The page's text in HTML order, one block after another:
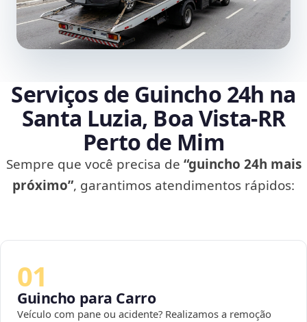
Serviços de Guincho 24h na
Santa Luzia, Boa Vista‑RR
Perto de Mim
Sempre que você precisa de “guincho 24h mais
próximo”, garantimos atendimentos rápidos:
01
Guincho para Carro
Veículo com pane ou acidente? Realizamos a remoção